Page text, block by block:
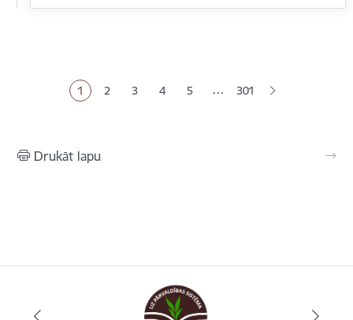
Pašreizējā lapa
1 Lapa
2 Lapa
3 Lapa
4 Lapa
5 … 301
Drukāt lapu